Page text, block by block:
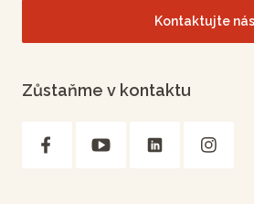
Kontaktujte nás
Zůstaňme v kontaktu